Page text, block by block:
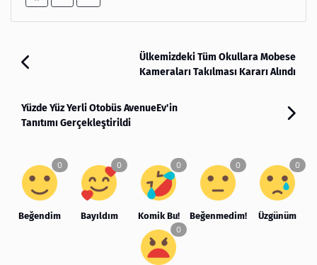
Ülkemizdeki Tüm Okullara Mobese
Kameraları Takılması Kararı Alındı
Yüzde Yüz Yerli Otobüs AvenueEv'in
Tanıtımı Gerçekleştirildi
Beğendim Bayıldım Komik Bu! Beğenmedim! Üzgünüm